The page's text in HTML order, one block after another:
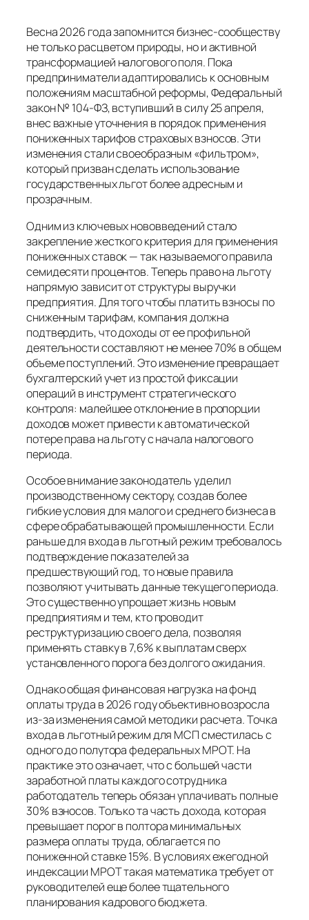
Весна 2026 года запомнится бизнес-сообществу
не только расцветом природы, но и активной
трансформацией налогового поля. Пока
предприниматели адаптировались к основным
положениям масштабной реформы, Федеральный
закон № 104-ФЗ, вступивший в силу 25 апреля,
внес важные уточнения в порядок применения
пониженных тарифов страховых взносов. Эти
изменения стали своеобразным «фильтром»,
который призван сделать использование
государственных льгот более адресным и
прозрачным.
Одним из ключевых нововведений стало
закрепление жесткого критерия для применения
пониженных ставок — так называемого правила
семидесяти процентов. Теперь право на льготу
напрямую зависит от структуры выручки
предприятия. Для того чтобы платить взносы по
сниженным тарифам, компания должна
подтвердить, что доходы от ее профильной
деятельности составляют не менее 70% в общем
объеме поступлений. Это изменение превращает
бухгалтерский учет из простой фиксации
операций в инструмент стратегического
контроля: малейшее отклонение в пропорции
доходов может привести к автоматической
потере права на льготу с начала налогового
периода.
Особое внимание законодатель уделил
производственному сектору, создав более
гибкие условия для малого и среднего бизнеса в
сфере обрабатывающей промышленности. Если
раньше для входа в льготный режим требовалось
подтверждение показателей за
предшествующий год, то новые правила
позволяют учитывать данные текущего периода.
Это существенно упрощает жизнь новым
предприятиям и тем, кто проводит
реструктуризацию своего дела, позволяя
применять ставку в 7,6% к выплатам сверх
установленного порога без долгого ожидания.
Однако общая финансовая нагрузка на фонд
оплаты труда в 2026 году объективно возросла
из-за изменения самой методики расчета. Точка
входа в льготный режим для МСП сместилась с
одного до полутора федеральных МРОТ. На
практике это означает, что с большей части
заработной платы каждого сотрудника
работодатель теперь обязан уплачивать полные
30% взносов. Только та часть дохода, которая
превышает порог в полтора минимальных
размера оплаты труда, облагается по
пониженной ставке 15%. В условиях ежегодной
индексации МРОТ такая математика требует от
руководителей еще более тщательного
планирования кадрового бюджета.